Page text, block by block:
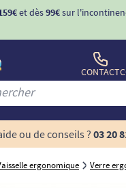
et dès99€sur
CONTACT
ou de conseils ? 03 20
ergonomique Verre